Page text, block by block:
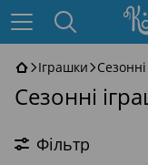
Іграшки
Сезонні
Фільтр